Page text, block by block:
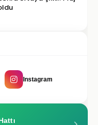
Instagram